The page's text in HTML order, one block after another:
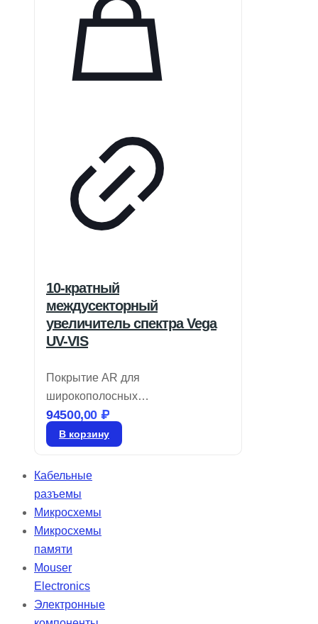
10-кратный
междусекторный
увеличитель спектра Vega
UV-VIS
Покрытие AR для
широкополосных
перестраиваемых лазерных
источников предлагает
до 20X с возможностью
высоких требований
94500,00 ₽
В корзину
Кабельные
разъемы
Микросхемы
Микросхемы
памяти
Mouser
Electronics
Электронные